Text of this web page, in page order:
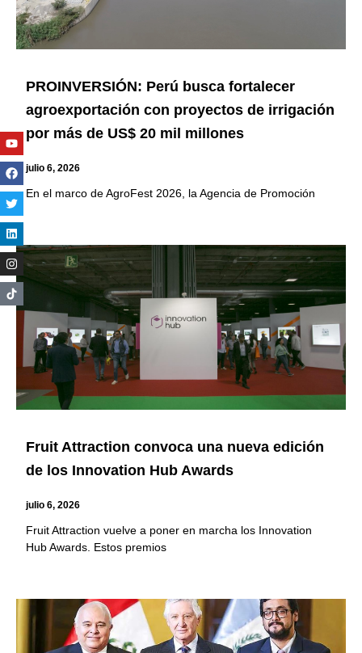
PROINVERSIÓN: Perú busca fortalecer
agroexportación con proyectos de irrigación
por más de US$ 20 mil millones
julio 6, 2026
En el marco de AgroFest 2026, la Agencia de Promoción
Fruit Attraction convoca una nueva edición
de los Innovation Hub Awards
julio 6, 2026
Fruit Attraction vuelve a poner en marcha los Innovation
Hub Awards. Estos premios
Youtube
Facebook
Twitter
Linkedin
Instagram